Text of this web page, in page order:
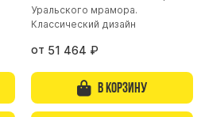
Уральского мрамора.
Классический дизайн
от 51 464 ₽
В корзину